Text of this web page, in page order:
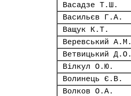
Васадзе Т.Ш.
Васильєв Г.А.
Ващук К.Т.
Веревський А.М.
Ветвицький Д.О.
Вілкул О.Ю.
Волинець Є.В.
Волков О.А.